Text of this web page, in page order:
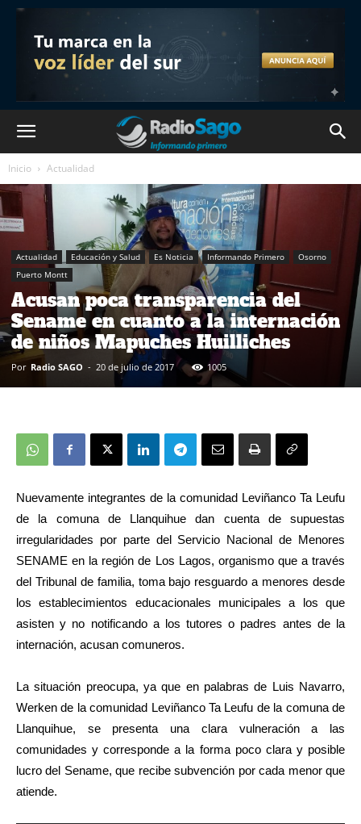
Inicio Actualidad
Actualidad Educación y Salud Es Noticia Informando Primero
Osorno
Puerto Montt
Acusan poca transparencia del
Sename en cuanto a la internación
de niños Mapuches Huilliches
Por Radio SAGO - 20 de julio de 2017 1005
Nuevamente integrantes de la comunidad Leviñanco Ta Leufu
de la comuna de Llanquihue dan cuenta de supuestas
irregularidades por parte del Servicio Nacional de Menores
SENAME en la región de Los Lagos, organismo que a través
del Tribunal de familia, toma bajo resguardo a menores desde
los establecimientos educacionales municipales a los que
asisten y no notificando a los tutores o padres antes de la
internación, acusan comuneros.
La situación preocupa, ya que en palabras de Luis Navarro,
Werken de la comunidad Leviñanco Ta Leufu de la comuna de
Llanquihue, se presenta una clara vulneración a las
comunidades y corresponde a la forma poco clara y posible
lucro del Sename, que recibe subvención por cada menor que
atiende.